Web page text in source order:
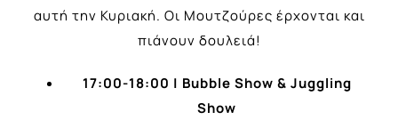
αυτή την Κυριακή. Οι Μουτζούρες έρχονται και
πιάνουν δουλειά!
17:00-18:00 | Bubble Show & Juggling
Show